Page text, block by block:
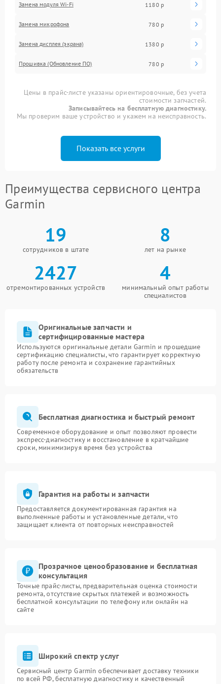
Замена модуля Wi-Fi 1180 р
Замена микрофона 780 р
Замена дисплея (экрана) 1380 р
Прошивка (Обновление ПО) 780 р
Цены в прайс-листе указаны ориентировочные, без учета
стоимости запчастей.
Записывайтесь на бесплатную диагностику.
Мы проверим ваше устройство и укажем на неисправность.
Показать все услуги
Преимущества сервисного центра
Garmin
19
сотрудников в штате
8
лет на рынке
2427
отремонтированных устройств
4
минимальный опыт работы
специалистов
Оригинальные запчасти и
сертифицированные мастера
Используются оригинальные детали Garmin и прошедшие
сертификацию специалисты, что гарантирует корректную
работу после ремонта и сохранение гарантийных
обязательств
Бесплатная диагностика и быстрый ремонт
Современное оборудование и опыт позволяют провести
экспресс-диагностику и восстановление в кратчайшие
сроки, минимизируя время без устройства
Гарантия на работы и запчасти
Предоставляется документированная гарантия на
выполненные работы и установленные детали, что
защищает клиента от повторных неисправностей
Прозрачное ценообразование и бесплатная
консультация
Точные прайс-листы, предварительная оценка стоимости
ремонта, отсутствие скрытых платежей и возможность
бесплатной консультации по телефону или онлайн на
сайте
Широкий спектр услуг
Сервисный центр Garmin обеспечивает доставку техники
по всей РФ, бесплатную диагностику и качественный